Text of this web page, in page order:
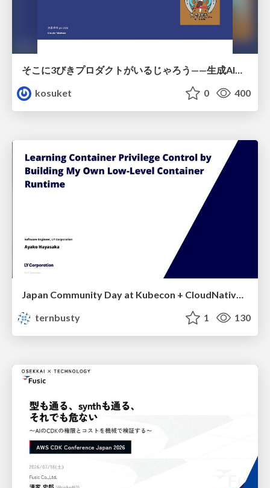
そこに3びきプロダクトがいるじゃろう——生成AI時代における“価値が届かない理由”の構造
kosuket
0 400
Japan Community Day at Kubecon + CloudNativeCon Japan 2026: Learning Container Privilege Control by Building My Own Low-Level Container Runtime
ternbusty
1 130